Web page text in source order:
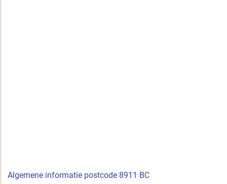
Algemene informatie postcode 8911 BC